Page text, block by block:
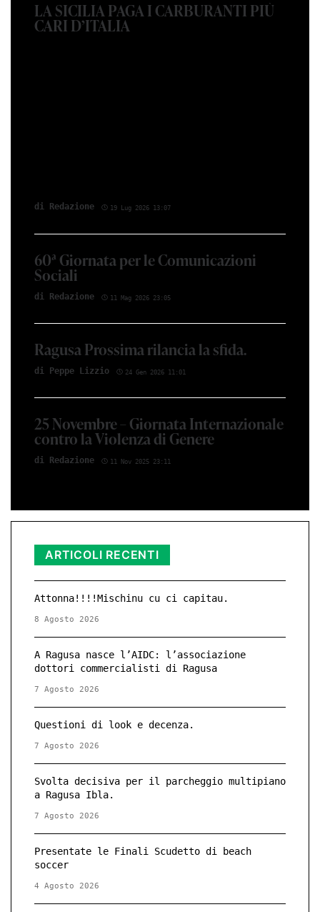
LA SICILIA PAGA I CARBURANTI PIÙ
CARI D’ITALIA
di Redazione 19 Lug 2026 13:07
60ª Giornata per le Comunicazioni
Sociali
di Redazione 11 Mag 2026 23:05
Ragusa Prossima rilancia la sfida.
di Peppe Lizzio 24 Gen 2026 11:01
25 Novembre – Giornata Internazionale
contro la Violenza di Genere
di Redazione 11 Nov 2025 23:11
ARTICOLI RECENTI
Attonna!!!!Mischinu cu ci capitau.
8 Agosto 2026
A Ragusa nasce l’AIDC: l’associazione
dottori commercialisti di Ragusa
7 Agosto 2026
Questioni di look e decenza.
7 Agosto 2026
Svolta decisiva per il parcheggio multipiano
a Ragusa Ibla.
7 Agosto 2026
Presentate le Finali Scudetto di beach
soccer
4 Agosto 2026